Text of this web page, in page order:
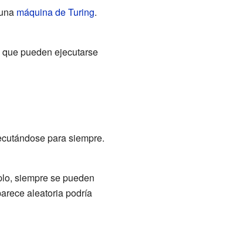
máquina de Turing.
pueden ejecutarse
para siempre.
siempre se pueden
aleatoria podría